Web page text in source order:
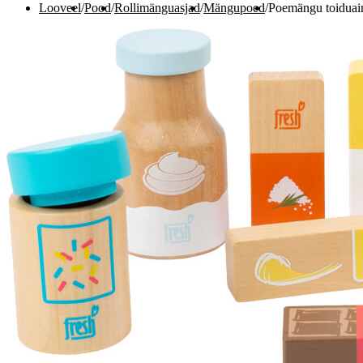
Looveel/Pood/Rollimänguasjad/Mängupoed/Poemängu